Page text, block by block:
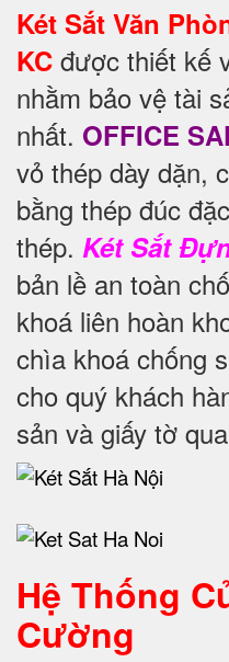
Két Sắt Văn
KC được thiết kế
nhằm bảo vệ tài
nhất. OFFICE
vỏ thép dày dặn,
bằng thép đúc
thép. Két Sắt
bản lề an toàn
khoá liên hoàn
chìa khoá chống
cho quý khách
sản và giấy tờ
Hệ Thống
Cường